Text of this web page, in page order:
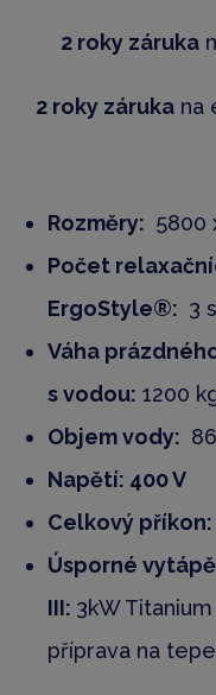
Rozměry: 5800
Počet
ErgoStyle®: 3
Váha
s vodou: 1200
Objem vody:
Napětí: 400 V
Celkový příkon:
Úsporné
III: 3kW
příprava na
2 roky záruka
2 roky zárukana